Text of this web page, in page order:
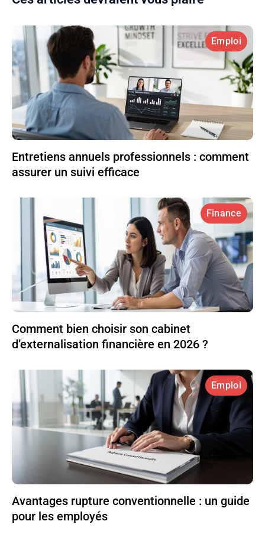
Emploi
Entretiens annuels professionnels : comment
assurer un suivi efficace
Finance
Comment bien choisir son cabinet
d’externalisation financière en 2026 ?
Emploi
Avantages rupture conventionnelle : un guide
pour les employés